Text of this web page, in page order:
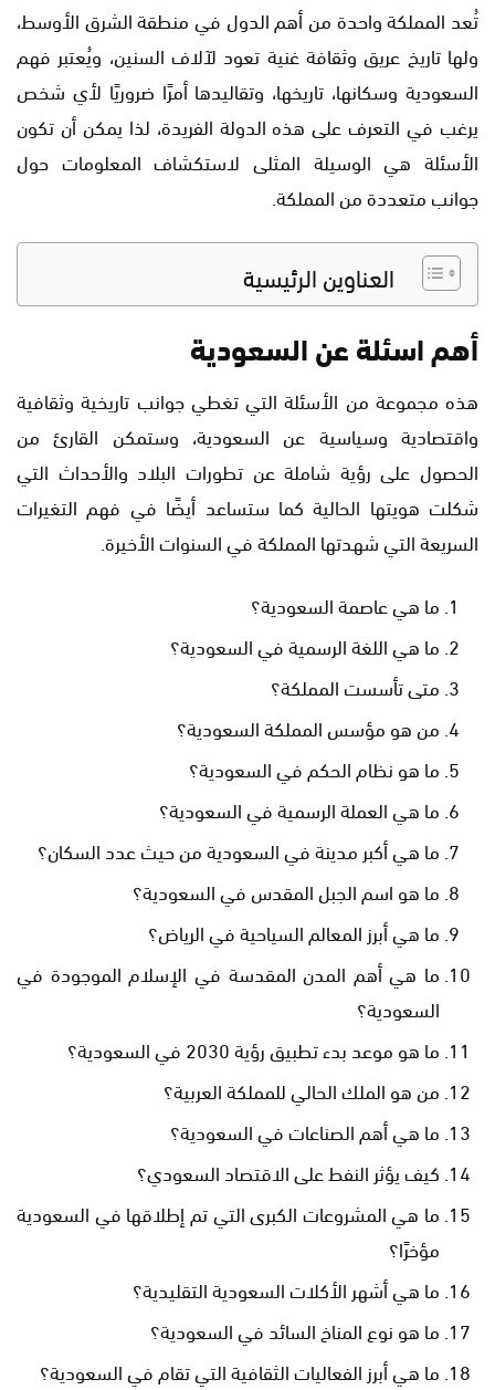
تُعد المملكة واحدة من أهم الدول في منطقة الشرق الأوسط،
ولها تاريخ عريق وثقافة غنية تعود لآلاف السنين، ويُعتبر فهم
السعودية وسكانها، تاريخها، وتقاليدها أمرًا ضروريًا لأي شخص
يرغب في التعرف على هذه الدولة الفريدة، لذا يمكن أن تكون
الأسئلة هي الوسيلة المثلى لاستكشاف المعلومات حول
جوانب متعددة من المملكة.
العناوين الرئيسية
أهم اسئلة عن السعودية
هذه مجموعة من الأسئلة التي تغطي جوانب تاريخية وثقافية
واقتصادية وسياسية عن السعودية، وستمكن القارئ من
الحصول على رؤية شاملة عن تطورات البلاد والأحداث التي
شكلت هويتها الحالية كما ستساعد أيضًا في فهم التغيرات
السريعة التي شهدتها المملكة في السنوات الأخيرة.
ما هي عاصمة السعودية؟
ما هي اللغة الرسمية في السعودية؟
متى تأسست المملكة؟
من هو مؤسس المملكة السعودية؟
ما هو نظام الحكم في السعودية؟
ما هي العملة الرسمية في السعودية؟
ما هي أكبر مدينة في السعودية من حيث عدد السكان؟
ما هو اسم الجبل المقدس في السعودية؟
ما هي أبرز المعالم السياحية في الرياض؟
ما هي أهم المدن المقدسة في الإسلام الموجودة في
السعودية؟
ما هو موعد بدء تطبيق رؤية 2030 في السعودية؟
من هو الملك الحالي للمملكة العربية؟
ما هي أهم الصناعات في السعودية؟
كيف يؤثر النفط على الاقتصاد السعودي؟
ما هي المشروعات الكبرى التي تم إطلاقها في السعودية
مؤخرًا؟
ما هي أشهر الأكلات السعودية التقليدية؟
ما هو نوع المناخ السائد في السعودية؟
ما هي أبرز الفعاليات الثقافية التي تقام في السعودية؟